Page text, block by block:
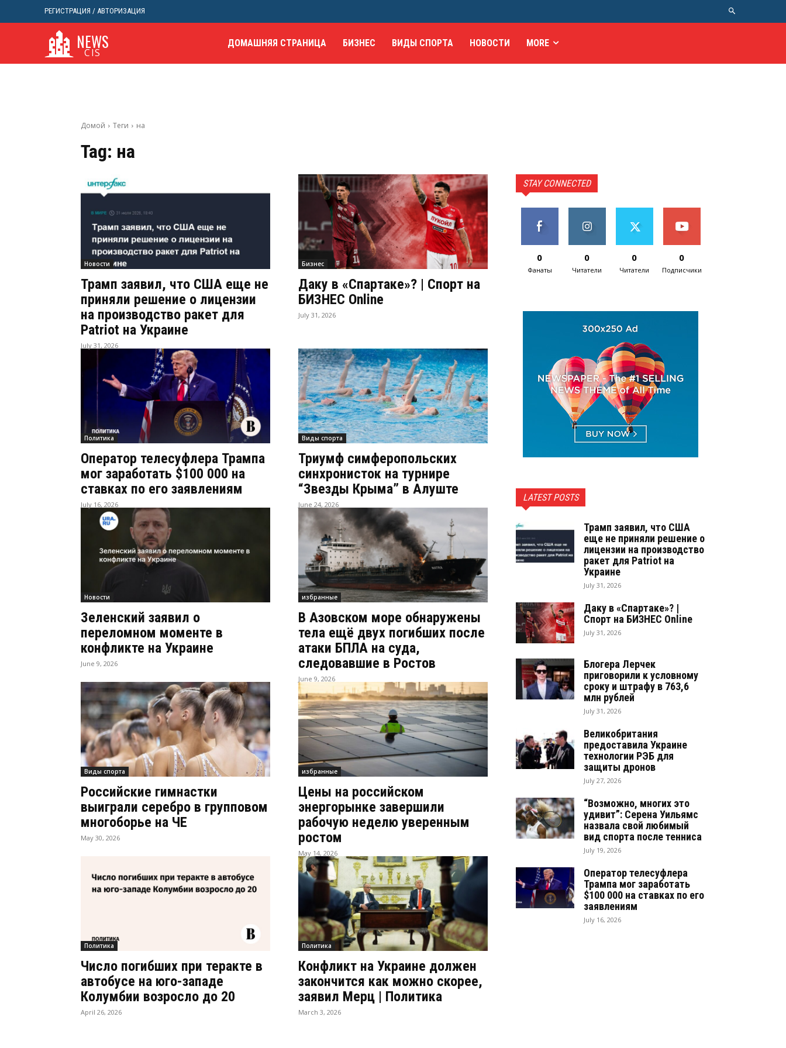
РЕГИСТРАЦИЯ / АВТОРИЗАЦИЯ
NEWS
CIS
ДОМАШНЯЯ СТРАНИЦА БИЗНЕС ВИДЫ СПОРТА НОВОСТИ MORE
Домой Теги на
Tag: на
Новости
Трамп заявил, что США еще не
приняли решение о лицензии
на производство ракет для
Patriot на Украине
July 31, 2026
Бизнес
Даку в «Спартаке»? | Спорт на
БИЗНЕС Online
July 31, 2026
Политика
Оператор телесуфлера Трампа
мог заработать $100 000 на
ставках по его заявлениям
July 16, 2026
Виды спорта
Триумф симферопольских
синхронисток на турнире
“Звезды Крыма” в Алуште
June 24, 2026
Новости
Зеленский заявил о
переломном моменте в
конфликте на Украине
June 9, 2026
избранные
В Азовском море обнаружены
тела ещё двух погибших после
атаки БПЛА на суда,
следовавшие в Ростов
June 9, 2026
Виды спорта
Российские гимнастки
выиграли серебро в групповом
многоборье на ЧЕ
May 30, 2026
избранные
Цены на российском
энергорынке завершили
рабочую неделю уверенным
ростом
May 14, 2026
Политика
Число погибших при теракте в
автобусе на юго-западе
Колумбии возросло до 20
April 26, 2026
Политика
Конфликт на Украине должен
закончится как можно скорее,
заявил Мерц | Политика
March 3, 2026
STAY CONNECTED
0
Фанаты
0
Читатели
0
Читатели
0
Подписчики
LATEST POSTS
Трамп заявил, что США
еще не приняли решение о
лицензии на производство
ракет для Patriot на
Украине
July 31, 2026
Даку в «Спартаке»? |
Спорт на БИЗНЕС Online
July 31, 2026
Блогера Лерчек
приговорили к условному
сроку и штрафу в 763,6
млн рублей
July 31, 2026
Великобритания
предоставила Украине
технологии РЭБ для
защиты дронов
July 27, 2026
“Возможно, многих это
удивит”: Серена Уильямс
назвала свой любимый
вид спорта после тенниса
July 19, 2026
Оператор телесуфлера
Трампа мог заработать
$100 000 на ставках по его
заявлениям
July 16, 2026